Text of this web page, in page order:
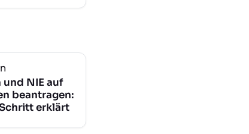
und NIE auf
beantragen:
erklärt